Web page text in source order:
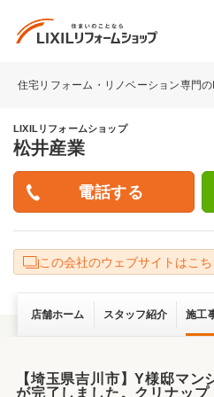
住宅リフォーム・リノベーション専門
LIXILリフォームショップ
松井産業
この会社のウェブサイトはこち
店舗ホーム スタッフ紹介 施工
【埼玉県吉川市】Y様邸マン
が完了しました。クリナップ